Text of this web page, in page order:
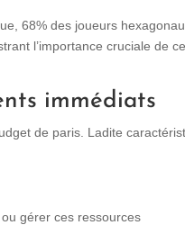
68% des joueurs
l’importance cruciale de
immédiats
de paris. Ladite
gérer ces ressources